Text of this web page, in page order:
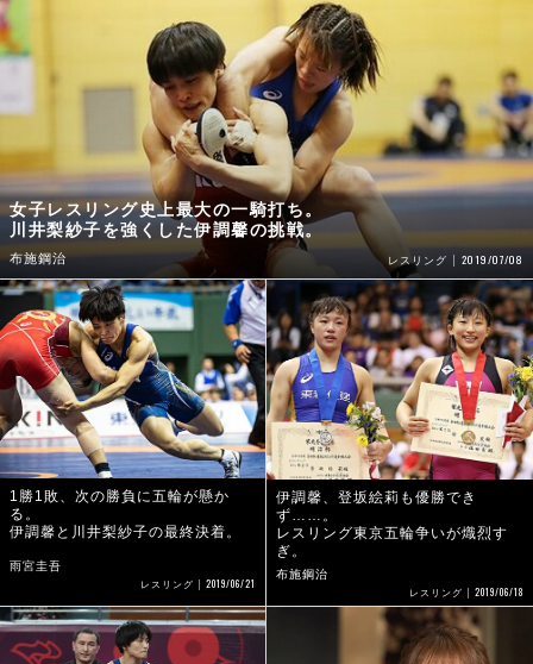
女子レスリング史上最大の一騎打ち。
川井梨紗子を強くした伊調馨の挑戦。
布施鋼治 レスリング 2019/07/08
1勝1敗、次の勝負に五輪が懸か
る。
伊調馨と川井梨紗子の最終決着。
雨宮圭吾
レスリング 2019/06/21
伊調馨、登坂絵莉も優勝でき
ず……。
レスリング東京五輪争いが熾烈す
ぎ。
布施鋼治
レスリング 2019/06/18